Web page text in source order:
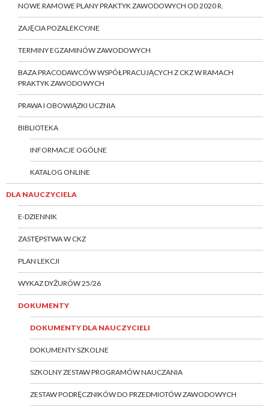
NOWE RAMOWE PLANY PRAKTYK ZAWODOWYCH OD 2020 R.
ZAJĘCIA POZALEKCYJNE
TERMINY EGZAMINÓW ZAWODOWYCH
BAZA PRACODAWCÓW WSPÓŁPRACUJĄCYCH Z CKZ W RAMACH
PRAKTYK ZAWODOWYCH
PRAWA I OBOWIĄZKI UCZNIA
BIBLIOTEKA
INFORMACJE OGÓLNE
KATALOG ONLINE
DLA NAUCZYCIELA
E-DZIENNIK
ZASTĘPSTWA W CKZ
PLAN LEKCJI
WYKAZ DYŻURÓW 25/26
DOKUMENTY
DOKUMENTY DLA NAUCZYCIELI
DOKUMENTY SZKOLNE
SZKOLNY ZESTAW PROGRAMÓW NAUCZANIA
ZESTAW PODRĘCZNIKÓW DO PRZEDMIOTÓW ZAWODOWYCH